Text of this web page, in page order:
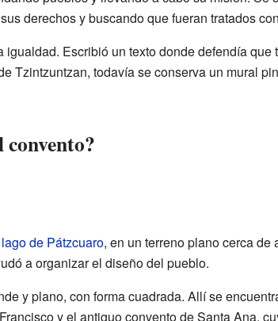
derechos y buscando que fueran tratados
Escribió un texto donde defendía
Tzintzuntzan, todavía se conserva un mural
lago de Pátzcuaro, en un terreno plano cerca
a organizar el diseño del pueblo.
y plano, con forma cuadrada. Allí se
y el antiguo convento de Santa Ana,